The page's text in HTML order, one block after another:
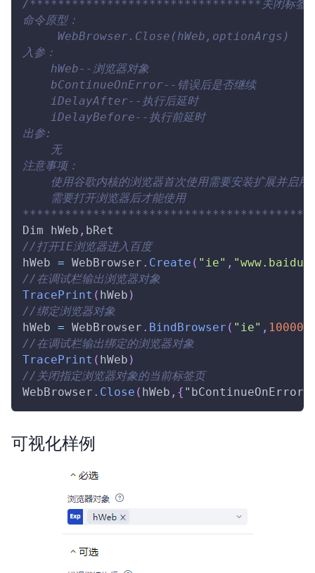
/*********************************关闭标
命令原型：
     WebBrowser.Close(hWeb,optionArgs)
入参：
    hWeb--浏览器对象
    bContinueOnError--错误后是否继续
    iDelayAfter--执行后延时
    iDelayBefore--执行前延时
出参:
    无
注意事项：
使用谷歌内核的浏览器首次使用需要安装扩展并启用
    需要打开浏览器后才能使用
Dim hWeb , bRet
//打开IE浏览器进入百度
hWeb = WebBrowser . Create ( "ie" ,
//在调试栏输出浏览器对象
TracePrint ( hWeb )
//绑定浏览器对象
hWeb = WebBrowser . BindBrowser ( "ie" , 10000
//在调试栏输出绑定的浏览器对象
TracePrint ( hWeb )
//关闭指定浏览器对象的当前标签页
WebBrowser . Close ( hWeb , { "bContinueOnError"
可视化样例